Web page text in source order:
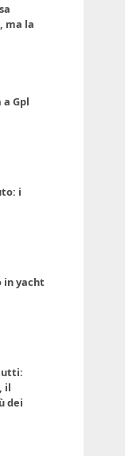
ma la
Gpl
i
in yacht
il
dei